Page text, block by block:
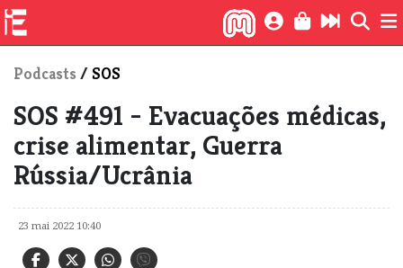
Podcasts / SOS
SOS #491 - Evacuações médicas,
crise alimentar, Guerra
Rússia/Ucrânia
23 mai 2022 10:40